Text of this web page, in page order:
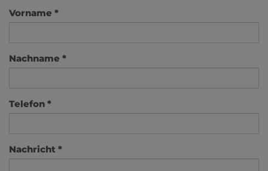
Vorname
Nachname
Telefon
Nachricht